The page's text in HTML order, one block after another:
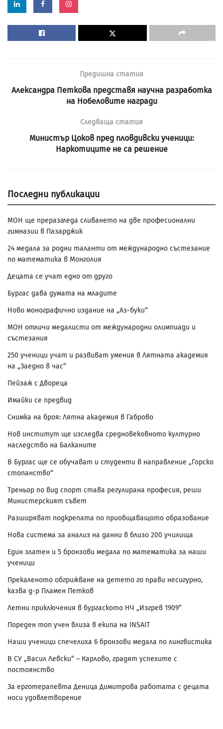
Предишна статия
Александра Петкова представя научна разработка
на Нобеловите награди
Следваща статия
Министър Цоков пред пловдивски ученици:
Наркотиците не са решение
Последни публикации
МОН ще преразгледа сливането на две професионални
гимназии в Пазарджик
24 медала за родни таланти от международно състезание
по математика в Монголия
Децата се учат едно от друго
Бургас дава думата на младите
Ново монографично издание на „Аз-буки“
МОН отличи медалисти от международни олимпиади и
състезания
250 ученици учат и развиват умения в Лятната академия
на „Заедно в час“
Пейзаж с Двореца
Имайки се предвид
Снимка на броя: Лятна академия в Габрово
Нов институт ще изследва средновековното културно
наследство на Балканите
В Бургас ще се обучават и студенти в направление „Горско
стопанство“
Треньор по вид спорт става регулирана професия, реши
Министерският съвет
Разширяват подкрепата по приобщаващото образование
Нова система за анализ на данни в близо 200 училища
Един златен и 5 бронзови медала по математика за наши
ученици
Прекаленото обгрижване на детето го прави несигурно,
казва д-р Пламен Петков
Летни приключения в бургаското НЧ „Изгрев 1909“
Пореден топ учен влиза в екипа на INSAIT
Наши ученици спечелиха 6 бронзови медала по лингвистика
В СУ „Васил Левски“ – Карлово, градят успехите с
постоянство
За ерготерапевта Деница Димитрова работата с децата
носи удовлетворение